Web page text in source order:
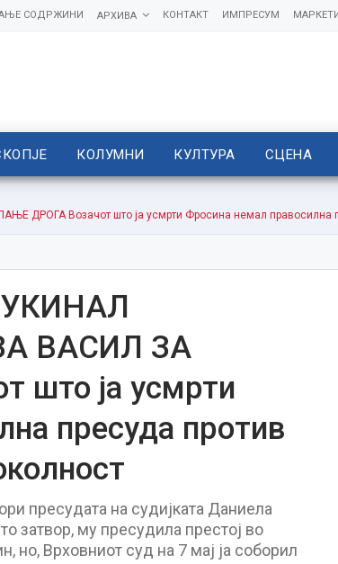
ИМПРЕСУМ
КОНТАКТ
АРХИВА
СОДРЖИНИ
КОЛУМНИ КУЛТУРА СЦЕНА
Возачот што ја усмрти Фросина немал правосилна
ВАСИЛ ЗА
ја усмрти
пресуда против
пресудата на судијката Даниела
затвор, му пресудила престој во
но, Врховниот суд на 7 мај ја соборил